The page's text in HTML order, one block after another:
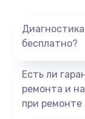
бесплатно?
Есть ли
ремонта и
при